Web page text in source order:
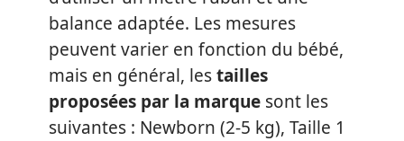
balance adaptée. Les mesures
peuvent varier en fonction du bébé,
mais en général, lestailles
proposées par la marque sont les
suivantes : Newborn (2-5 kg), Taille 1